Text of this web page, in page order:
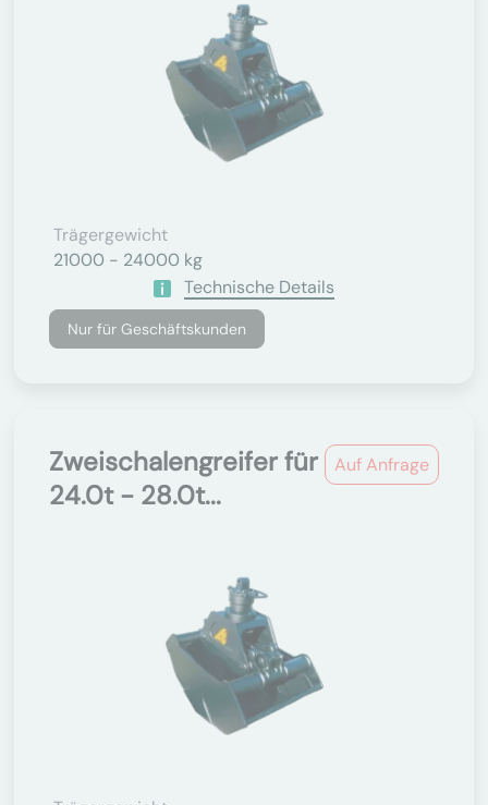
Trägergewicht
21000 - 24000 kg
Technische Details
Nur für Geschäftskunden
Auf Anfrage
Zweischalengreifer für
24.0t - 28.0t...